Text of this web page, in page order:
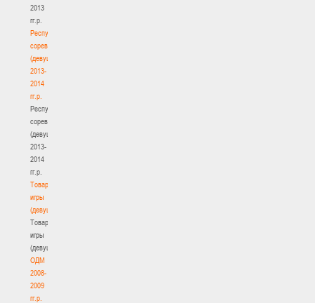
2013
гг.р.
Республиканские
соревнования
(девушки)
2013-
2014
гг.р.
Республиканские
соревнования
(девушки)
2013-
2014
гг.р.
Товарищеские
игры
(девушки)
Товарищеские
игры
(девушки)
ОДМ
2008-
2009
гг.р.